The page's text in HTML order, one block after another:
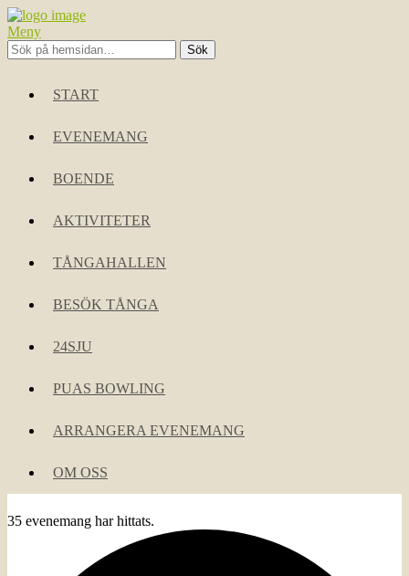
Meny
START
EVENEMANG
BOENDE
AKTIVITETER
TÅNGAHALLEN
BESÖK TÅNGA
24SJU
PUAS BOWLING
ARRANGERA EVENEMANG
OM OSS
35 evenemang har hittats.